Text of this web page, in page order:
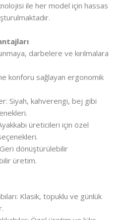
ile her model için hassas
darbelere ve kırılmalara
konforu sağlayan ergonomik
Siyah, kahverengi, bej gibi
üreticileri için özel
dönüştürülebilir
üretim.
Klasik, topuklu ve günlük